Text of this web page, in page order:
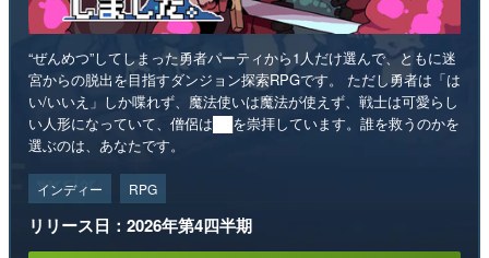
“ぜんめつ”してしまった勇者パーティから1人だけ選んで、ともに迷
宮からの脱出を目指すダンジョン探索RPGです。 ただし勇者は「は
い/いいえ」しか喋れず、魔法使いは魔法が使えず、戦士は可愛らし
い人形になっていて、僧侶は██を崇拝しています。誰を救うのかを
選ぶのは、あなたです。
インディー RPG
リリース日：2026年第4四半期